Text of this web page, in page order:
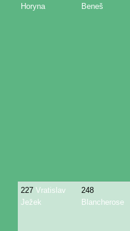
Horyna
Beneš
227 Vratislav
Ježek
248
Blancherose